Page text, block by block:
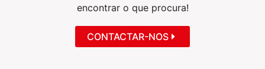
encontrar o que procura!
CONTACTAR-NOS